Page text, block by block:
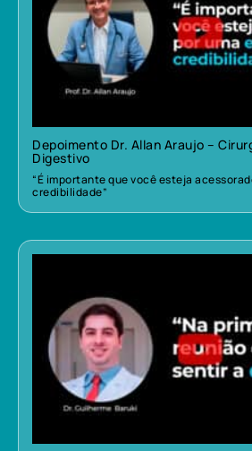
Depoimento Dr. Allan Araujo –
Digestivo
“É importante que você esteja
credibilidade”